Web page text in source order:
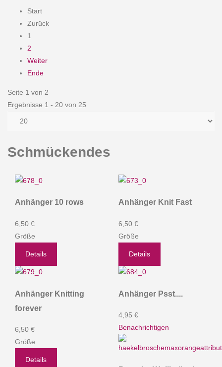
Start
Zurück
1
2
Weiter
Ende
Seite 1 von 2
Ergebnisse 1 - 20 von 25
Schmückendes
Anhänger 10 rows
6,50 €
Größe
Details
Anhänger Knit Fast
6,50 €
Größe
Details
Anhänger Knitting
forever
6,50 €
Größe
Details
Anhänger Psst....
4,95 €
Benachrichtigen